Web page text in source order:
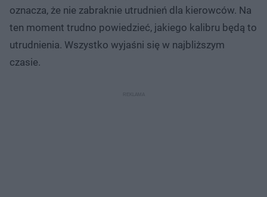
oznacza, że nie zabraknie utrudnień dla kierowców. Na
ten moment trudno powiedzieć, jakiego kalibru będą to
utrudnienia. Wszystko wyjaśni się w najbliższym
czasie.